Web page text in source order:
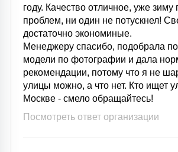
году. Качество отличное, уже
проблем, ни один не потускнел!
достаточно экономиные.
Менеджеру спасибо, подобрала
модели по фотографии и дала
рекомендации, потому что я не
улицы можно, а что нет. Кто ищет
Москве - смело обращайтесь!
Посмотреть ответ организации